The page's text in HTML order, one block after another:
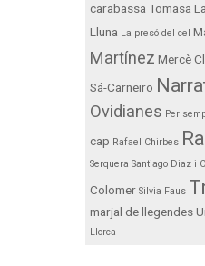
carabassa Tomasa
Lluna La presó del cel
Martínez Mercè
Sá-Carneiro
Ovidianes Per
cap Rafael Chirbes
Serquera Santiago Diaz i
Colomer Silvia Faus
marjal de llegendes
Llorca